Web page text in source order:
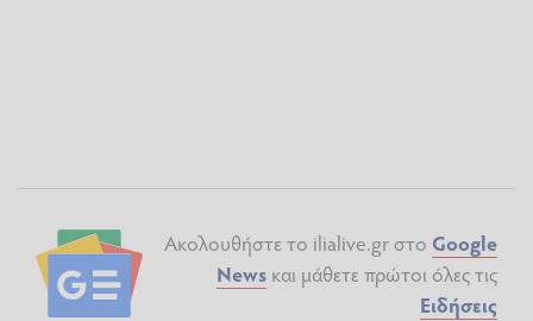
Ακολουθήστε το ilialive.gr στο Google
News και μάθετε πρώτοι όλες τις
Ειδήσεις